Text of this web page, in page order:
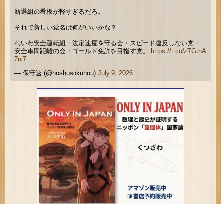
新選組の看板が軽すぎるだろ。
それで新しい党名は何がいいかな？
れいわ安全運転組・法定速度を守る会・スピード違反しない党・
安全車間距離の会・ゴールド免許を目指す党。
https://t.co/zTGtnA
7nj7
— 保守速 (@hoshusokuhou)July 9, 2026